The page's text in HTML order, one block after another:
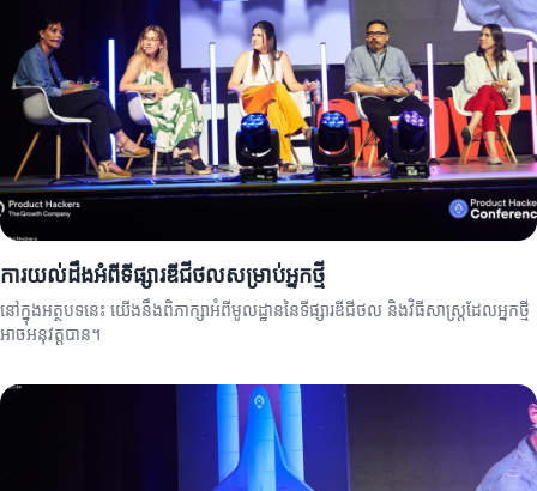
ការយល់ដឹងអំពីទីផ្សារឌីជីថលសម្រាប់អ្នកថ្មី
នៅក្នុងអត្ថបទនេះ យើងនឹងពិភាក្សាអំពីមូលដ្ឋាននៃទីផ្សារឌីជីថល និងវិធីសាស្ត្រដែលអ្នកថ្មី
អាចអនុវត្តបាន។